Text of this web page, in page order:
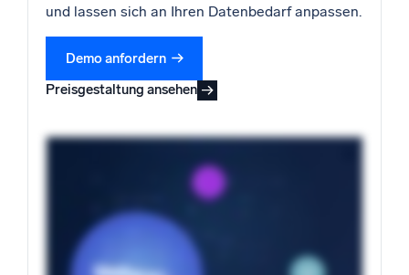
und lassen sich an Ihren Datenbedarf anpassen.
Demo anfordern
Preisgestaltung ansehen